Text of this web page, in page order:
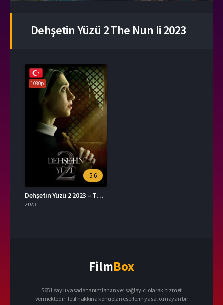
Dehşetin Yüzü 2 The Nun Ii 2023
1080p
5.6
Dehşetin Yüzü 2 2023 – The Nun II 1080p Turkce Dublaj izle
2023
FilmBox
5651 sayılı yasada tanımlanan yer sağlayıcı olarak hizmet
vermektedir. Telif hakkına konu olan eserlerin yasal olmayan bir